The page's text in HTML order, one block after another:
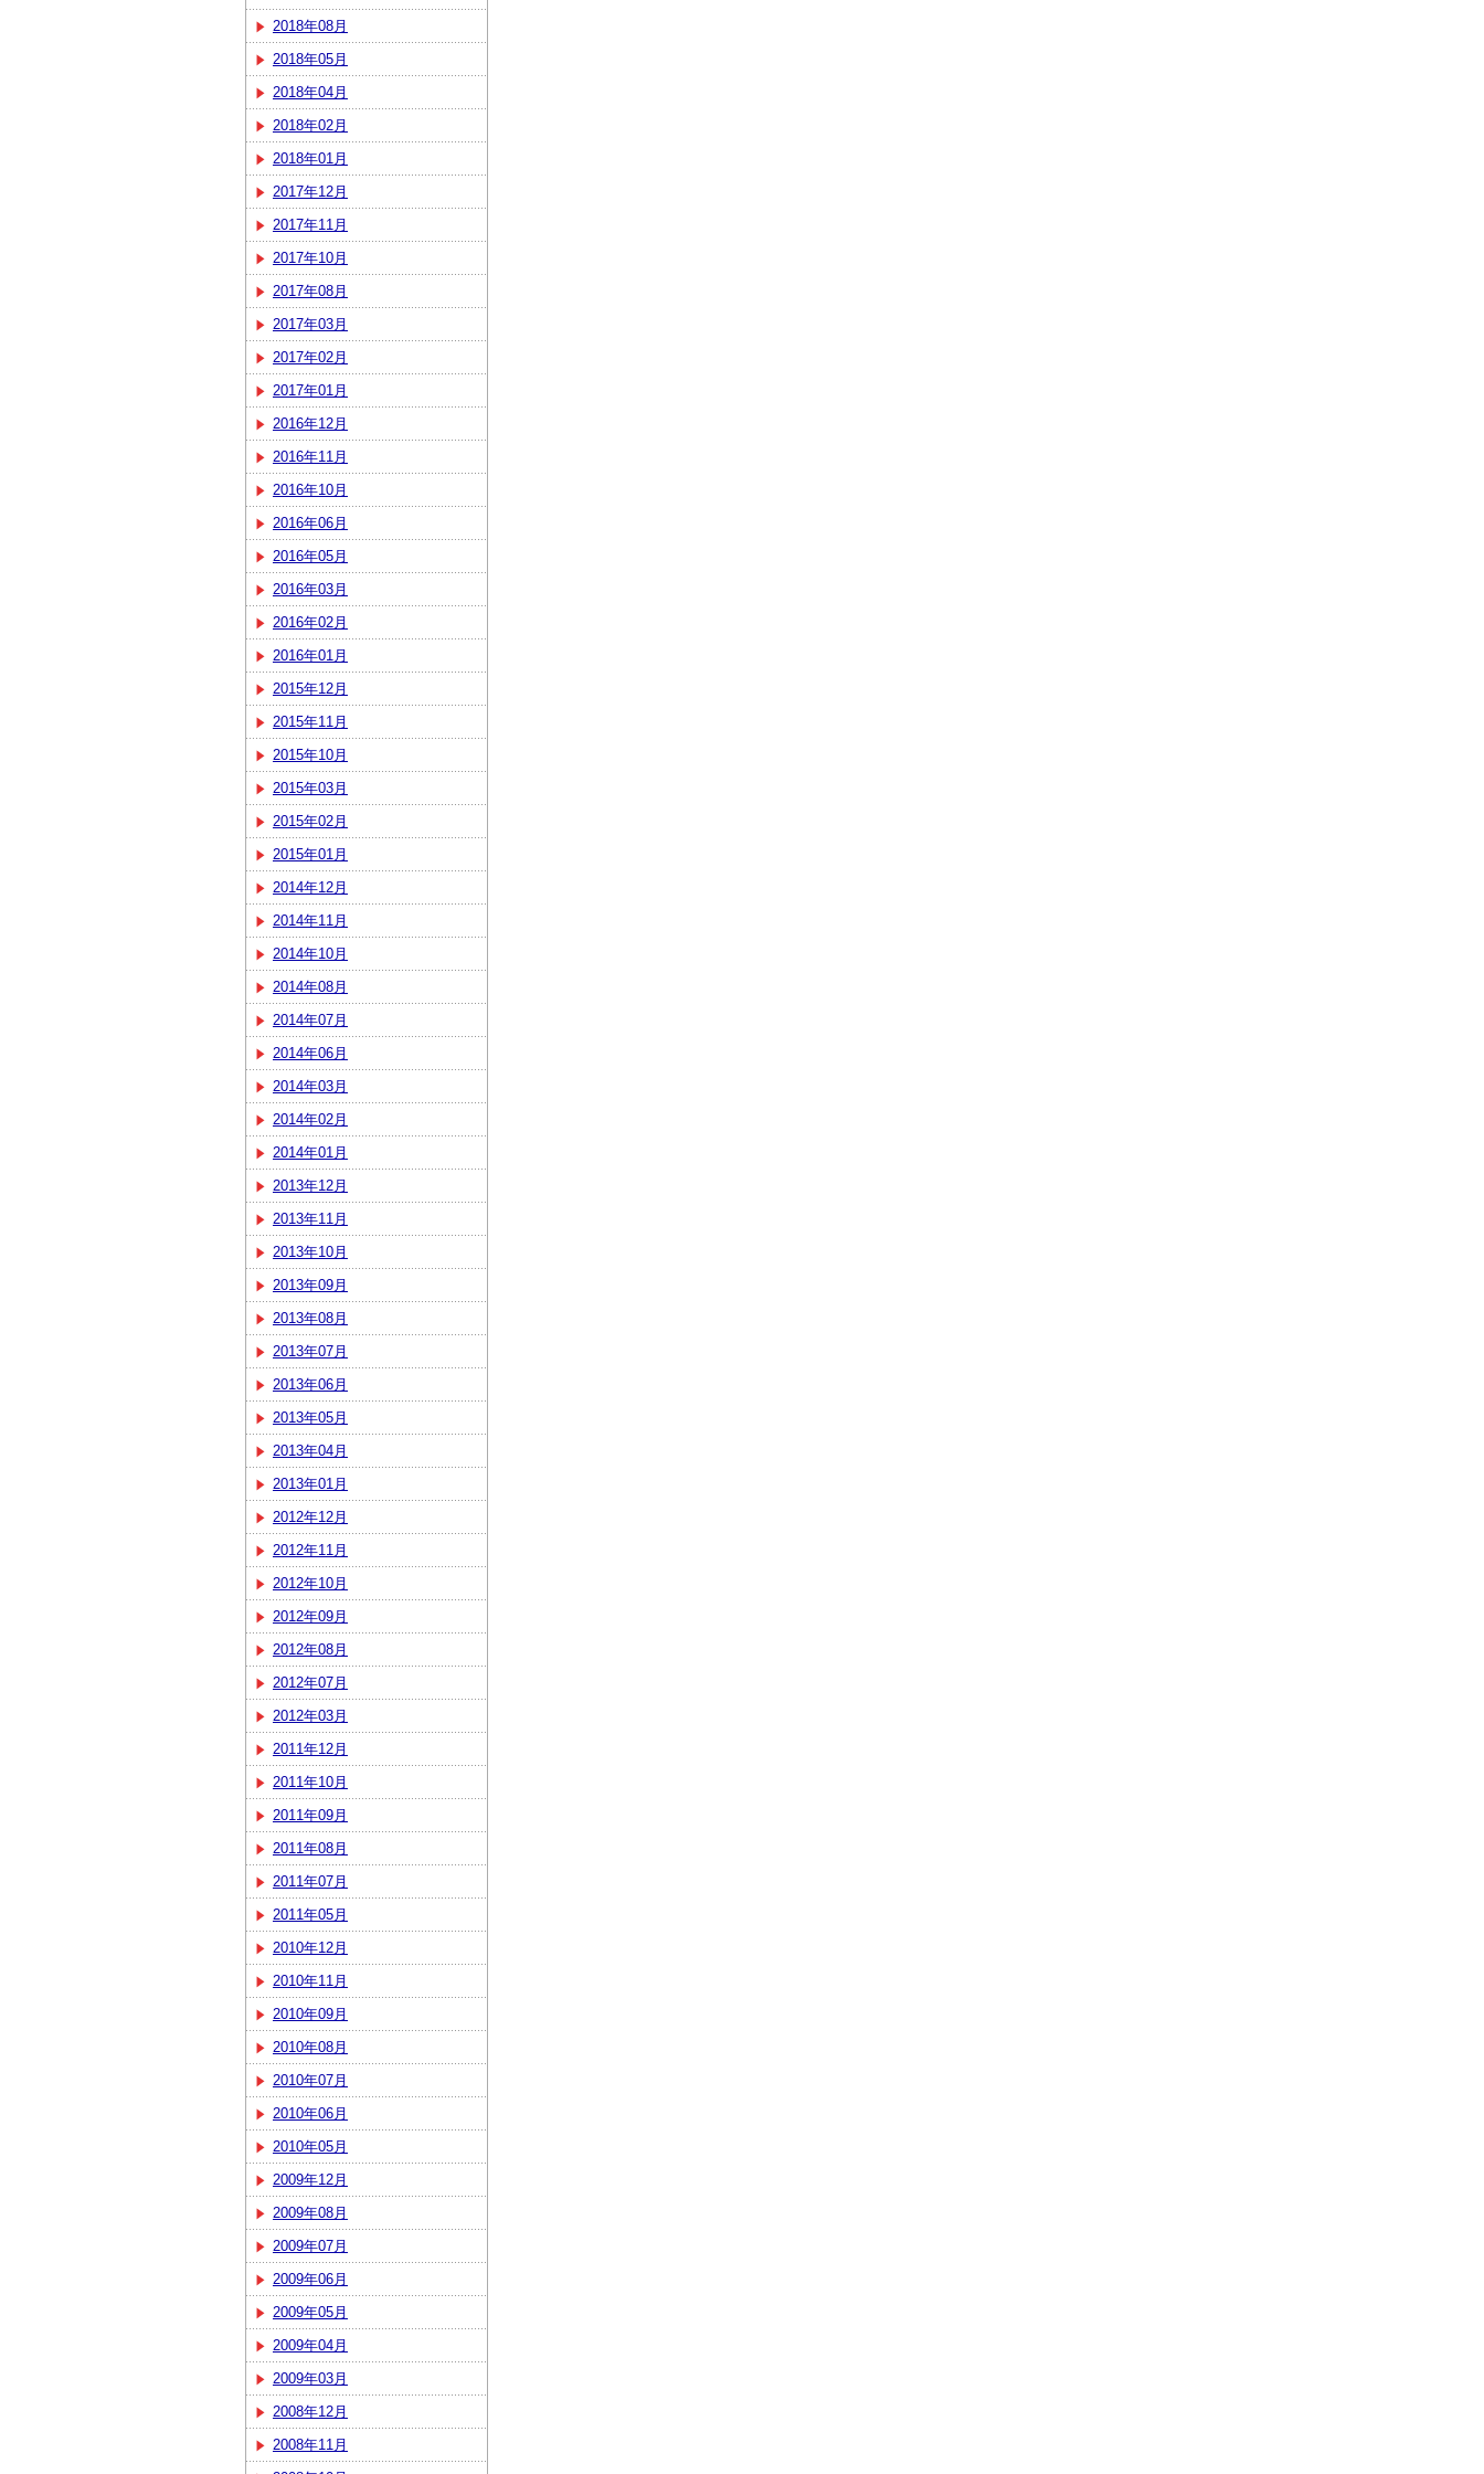
2018年08月
2018年05月
2018年04月
2018年02月
2018年01月
2017年12月
2017年11月
2017年10月
2017年08月
2017年03月
2017年02月
2017年01月
2016年12月
2016年11月
2016年10月
2016年06月
2016年05月
2016年03月
2016年02月
2016年01月
2015年12月
2015年11月
2015年10月
2015年03月
2015年02月
2015年01月
2014年12月
2014年11月
2014年10月
2014年08月
2014年07月
2014年06月
2014年03月
2014年02月
2014年01月
2013年12月
2013年11月
2013年10月
2013年09月
2013年08月
2013年07月
2013年06月
2013年05月
2013年04月
2013年01月
2012年12月
2012年11月
2012年10月
2012年09月
2012年08月
2012年07月
2012年03月
2011年12月
2011年10月
2011年09月
2011年08月
2011年07月
2011年05月
2010年12月
2010年11月
2010年09月
2010年08月
2010年07月
2010年06月
2010年05月
2009年12月
2009年08月
2009年07月
2009年06月
2009年05月
2009年04月
2009年03月
2008年12月
2008年11月